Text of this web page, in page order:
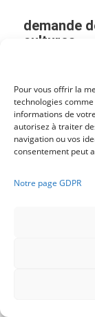
Pour vous offrir la
technologies
informations de
autorisez à traiter
navigation ou vos
consentement peut
Notre page GDPR
demande
cultures